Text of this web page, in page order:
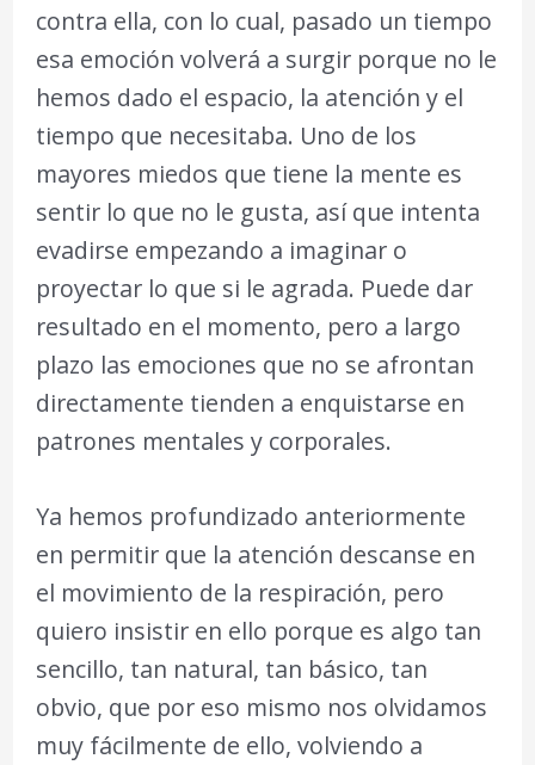
contra ella, con lo cual, pasado un tiempo
esa emoción volverá a surgir porque no le
hemos dado el espacio, la atención y el
tiempo que necesitaba. Uno de los
mayores miedos que tiene la mente es
sentir lo que no le gusta, así que intenta
evadirse empezando a imaginar o
proyectar lo que si le agrada. Puede dar
resultado en el momento, pero a largo
plazo las emociones que no se afrontan
directamente tienden a enquistarse en
patrones mentales y corporales.
Ya hemos profundizado anteriormente
en permitir que la atención descanse en
el movimiento de la respiración, pero
quiero insistir en ello porque es algo tan
sencillo, tan natural, tan básico, tan
obvio, que por eso mismo nos olvidamos
muy fácilmente de ello, volviendo a